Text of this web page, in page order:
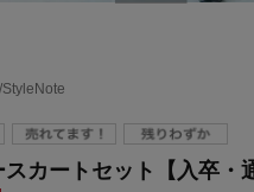
カートセット【入卒・